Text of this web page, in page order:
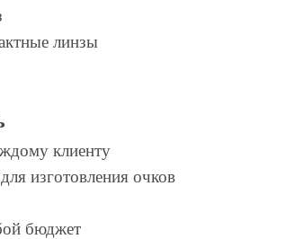
линзы
клиенту
изготовления очков
бюджет